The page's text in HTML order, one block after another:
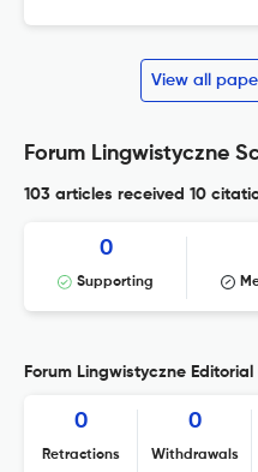
View all
Forum Lingwistyczne
103 articles received 10
0
Supporting
Forum Lingwistyczne Editorial
0
Retractions
0
Withdrawals